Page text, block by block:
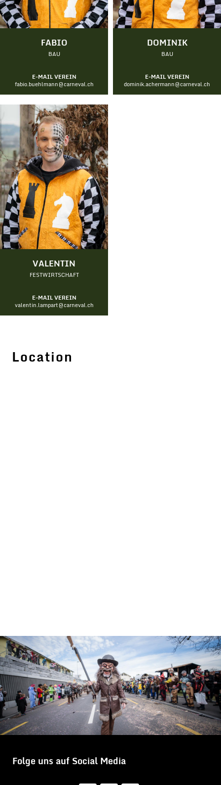
FABIO
BAU
E-MAIL VEREIN
fabio.buehlmann@carneval.ch
DOMINIK
BAU
E-MAIL VEREIN
dominik.achermann@carneval.ch
VALENTIN
FESTWIRTSCHAFT
E-MAIL VEREIN
valentin.lampart@carneval.ch
Location
Folge uns auf Social Media